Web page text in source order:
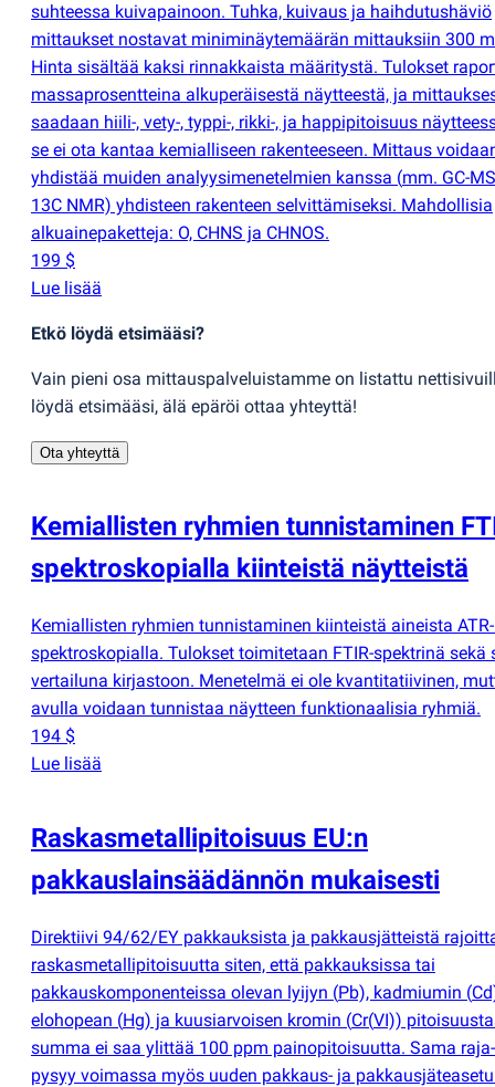
suhteessa kuivapainoon. Tuhka, kuivaus ja haihdutushäviö
mittaukset nostavat miniminäytemäärän mittauksiin 300
Hinta sisältää kaksi rinnakkaista määritystä. Tulokset
massaprosentteina alkuperäisestä näytteestä, ja
saadaan hiili-, vety-, typpi-, rikki-, ja happipitoisuus
se ei ota kantaa kemialliseen rakenteeseen. Mittaus
yhdistää muiden analyysimenetelmien kanssa (mm. GC-
13C NMR) yhdisteen rakenteen selvittämiseksi. Mahdollisia
alkuainepaketteja: O, CHNS ja CHNOS.
199 $
Lue lisää
Etkö löydä etsimääsi?
Vain pieni osa mittauspalveluistamme on listattu
löydä etsimääsi, älä epäröi ottaa yhteyttä!
Ota yhteyttä
Kemiallisten ryhmien tunnistaminen
spektroskopialla kiinteistä näytteistä
Kemiallisten ryhmien tunnistaminen kiinteistä aineista ATR-
spektroskopialla. Tulokset toimitetaan FTIR-spektrinä sekä
vertailuna kirjastoon. Menetelmä ei ole kvantitatiivinen,
avulla voidaan tunnistaa näytteen funktionaalisia ryhmiä.
194 $
Lue lisää
Raskasmetallipitoisuus EU:n
pakkauslainsäädännön mukaisesti
Direktiivi 94/62/EY pakkauksista ja pakkausjätteistä
raskasmetallipitoisuutta siten, että pakkauksissa tai
pakkauskomponenteissa olevan lyijyn (Pb), kadmiumin (
elohopean (Hg) ja kuusiarvoisen kromin (Cr(VI))
summa ei saa ylittää 100 ppm painopitoisuutta. Sama
pysyy voimassa myös uuden pakkaus- ja